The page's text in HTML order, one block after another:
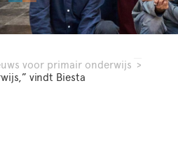
voor primair onderwijs >
vindt Biesta